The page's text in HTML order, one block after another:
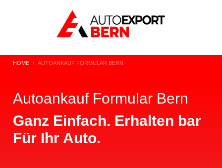
HOME AUTOANKAUF FORMULAR BERN
Autoankauf Formular Bern
Ganz Einfach. Erhalten bar
Für Ihr Auto.